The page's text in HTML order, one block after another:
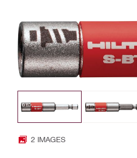
2 IMAGES